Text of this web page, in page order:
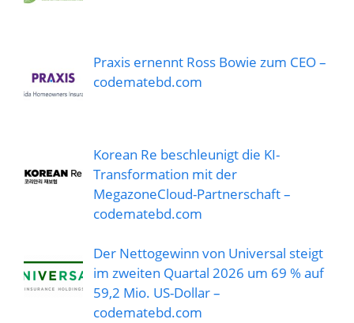
Praxis ernennt Ross Bowie zum CEO –
codematebd.com
Korean Re beschleunigt die KI-
Transformation mit der
MegazoneCloud-Partnerschaft –
codematebd.com
Der Nettogewinn von Universal steigt
im zweiten Quartal 2026 um 69 % auf
59,2 Mio. US-Dollar –
codematebd.com